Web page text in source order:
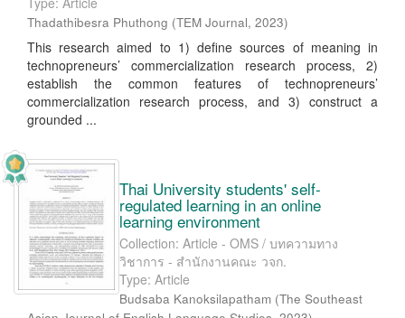
Thadathibesra Phuthong (TEM Journal, 2023)
This research aimed to 1) define sources of meaning in
technopreneurs’ commercialization research process, 2)
establish the common features of technopreneurs’
commercialization research process, and 3) construct a
grounded ...
Thai University students' self-
regulated learning in an online
learning environment
Collection: Article - OMS / บทความทาง
วิชาการ - สำนักงานคณะ วจก.
Type: Article
Budsaba Kanoksilapatham (The Southeast